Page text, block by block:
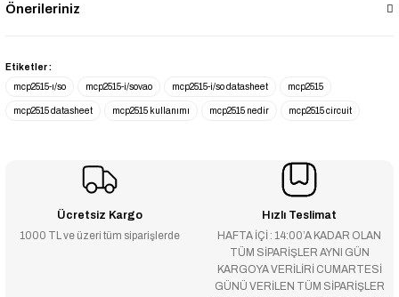
Önerileriniz
Etiketler :
mcp2515-ı/so
mcp2515-i/sovao mcp2515-i/so datasheet mcp2515
mcp2515 datasheet mcp2515 kullanımı mcp2515 nedir mcp2515 circuit
Ücretsiz Kargo
1000 TL ve üzeri tüm siparişlerde
Hızlı Teslimat
HAFTA İÇİ : 14:00’A KADAR OLAN
TÜM SİPARİŞLER AYNI GÜN
KARGOYA VERİLİRİ CUMARTESİ
GÜNÜ VERİLEN TÜM SİPARİŞLER